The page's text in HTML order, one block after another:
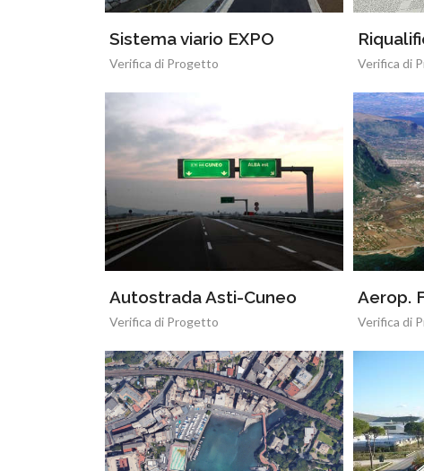
Sistema viario EXPO
Verifica di Progetto Verifica di
Autostrada Asti-Cuneo
Verifica di Progetto
Aerop.
Verifica di